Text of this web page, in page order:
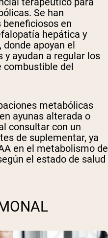
Se han
en
hepática y
apoyan el
ayudan a regular los
combustible del
metabólicas
ayunas alterada o
consultar con un
de suplementar, ya
en el metabolismo de
el estado de salud